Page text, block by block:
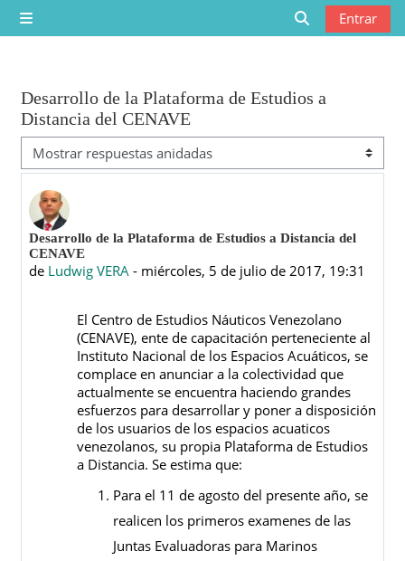
Saltar al contenido principal
Panel lateral
Selector de
Entrar
Desarrollo de la Plataforma de Estudios a
Distancia del CENAVE
Mostrar modo
Desarrollo de la Plataforma de Estudios a Distancia del
CENAVE
de Ludwig VERA - miércoles, 5 de julio de 2017, 19:31
Número de respuestas: 0
El Centro de Estudios Náuticos Venezolano
(CENAVE), ente de capacitación perteneciente al
Instituto Nacional de los Espacios Acuáticos, se
complace en anunciar a la colectividad que
actualmente se encuentra haciendo grandes
esfuerzos para desarrollar y poner a disposición
de los usuarios de los espacios acuaticos
venezolanos, su propia Plataforma de Estudios
a Distancia. Se estima que:
Para el 11 de agosto del presente año, se
realicen los primeros examenes de las
Juntas Evaluadoras para Marinos